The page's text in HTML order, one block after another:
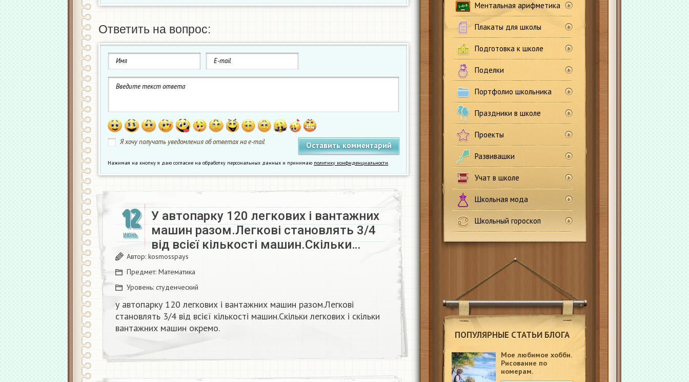
Ментальная арифметика
Плакаты для школы
Подготовка к школе
Поделки
Портфолио школьника
Праздники в школе
Проекты
Развивашки
Учат в школе
Школьная мода
Школьный гороскоп
ПОПУЛЯРНЫЕ СТАТЬИ БЛОГА
Мое любимое хобби.
Рисование по
номерам.
Ответить на вопрос:
Я хочу получать уведомления об ответах на e-mail
Нажимая на кнопку я даю согласие на обработку персональных данных и принимаю политику конфиденциальности.
12
ИЮНЬ
У автопарку 120 легкових і вантажних
машин разом.Легкові становлять 3/4
від всієї кількості машин.Скільки…
Автор: kosmosspays
Предмет: Математика
Уровень: студенческий
у автопарку 120 легкових і вантажних машин разом.Легкові
становлять 3/4 від всієї кількості машин.Скільки легкових і скільки
вантажних машин окремо.​